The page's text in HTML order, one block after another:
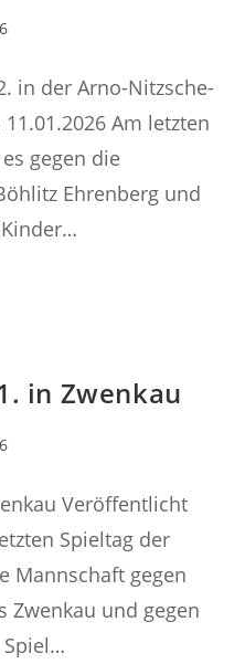
in der Arno-Nitzsche-
Am letzten
gegen die
Ehrenberg und
in Zwenkau
Veröffentlicht
Spieltag der
Mannschaft gegen
Zwenkau und gegen
Spiel…